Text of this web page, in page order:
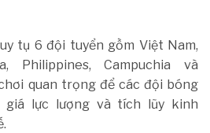
tụ 6 đội tuyển gồm Việt Nam,
Philippines, Campuchia và
quan trọng để các đội bóng
lực lượng và tích lũy kinh